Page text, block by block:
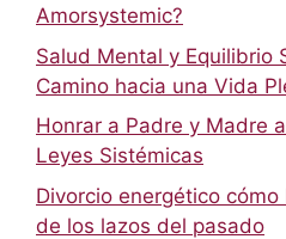
Amorsystemic?
Salud Mental y Equilibrio
Camino hacia una Vida
Honrar a Padre y Madre
Leyes Sistémicas
Divorcio energético
de los lazos del pasado